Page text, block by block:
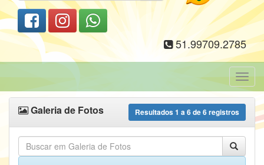
51.99709.2785
Galeria de Fotos Resultados1 a6de6registros